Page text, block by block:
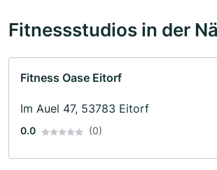
Fitnessstudios in der
Fitness Oase Eitorf
Im Auel 47, 53783 Eitorf
0.0 (0)